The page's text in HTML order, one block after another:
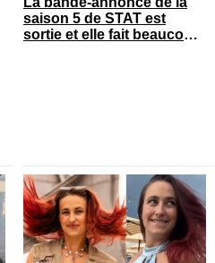
saison 5 de STAT est
sortie et elle fait beaucoup